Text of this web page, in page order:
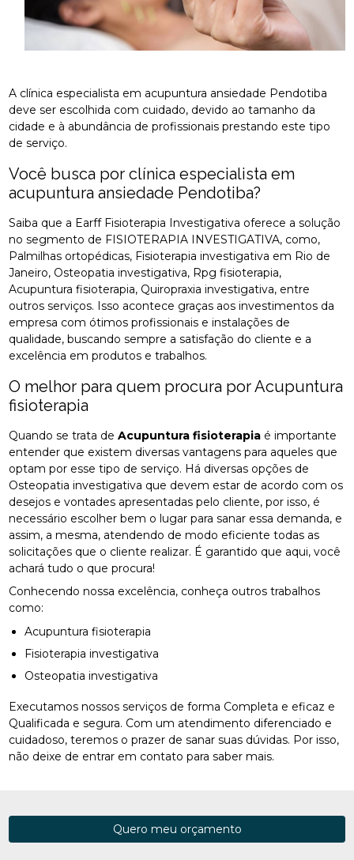
A clínica especialista em acupuntura ansiedade Pendotiba
deve ser escolhida com cuidado, devido ao tamanho da
cidade e à abundância de profissionais prestando este tipo
de serviço.
Você busca por clínica especialista em
acupuntura ansiedade Pendotiba?
Saiba que a Earff Fisioterapia Investigativa oferece a solução
no segmento de FISIOTERAPIA INVESTIGATIVA, como,
Palmilhas ortopédicas, Fisioterapia investigativa em Rio de
Janeiro, Osteopatia investigativa, Rpg fisioterapia,
Acupuntura fisioterapia, Quiropraxia investigativa, entre
outros serviços. Isso acontece graças aos investimentos da
empresa com ótimos profissionais e instalações de
qualidade, buscando sempre a satisfação do cliente e a
excelência em produtos e trabalhos.
O melhor para quem procura por Acupuntura
fisioterapia
Quando se trata deAcupuntura fisioterapia é importante
entender que existem diversas vantagens para aqueles que
optam por esse tipo de serviço. Há diversas opções de
Osteopatia investigativa que devem estar de acordo com os
desejos e vontades apresentadas pelo cliente, por isso, é
necessário escolher bem o lugar para sanar essa demanda, e
assim, a mesma, atendendo de modo eficiente todas as
solicitações que o cliente realizar. É garantido que aqui, você
achará tudo o que procura!
Conhecendo nossa excelência, conheça outros trabalhos
como:
Acupuntura fisioterapia
Fisioterapia investigativa
Osteopatia investigativa
Executamos nossos serviços de forma Completa e eficaz e
Qualificada e segura. Com um atendimento diferenciado e
cuidadoso, teremos o prazer de sanar suas dúvidas. Por isso,
não deixe de entrar em contato para saber mais.
Quero meu orçamento